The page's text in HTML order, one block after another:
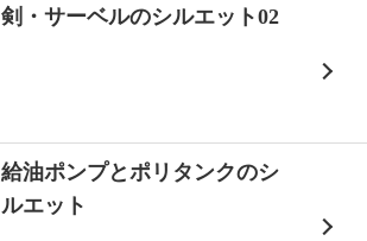
剣・サーベルのシルエット02
給油ポンプとポリタンクのシ
ルエット